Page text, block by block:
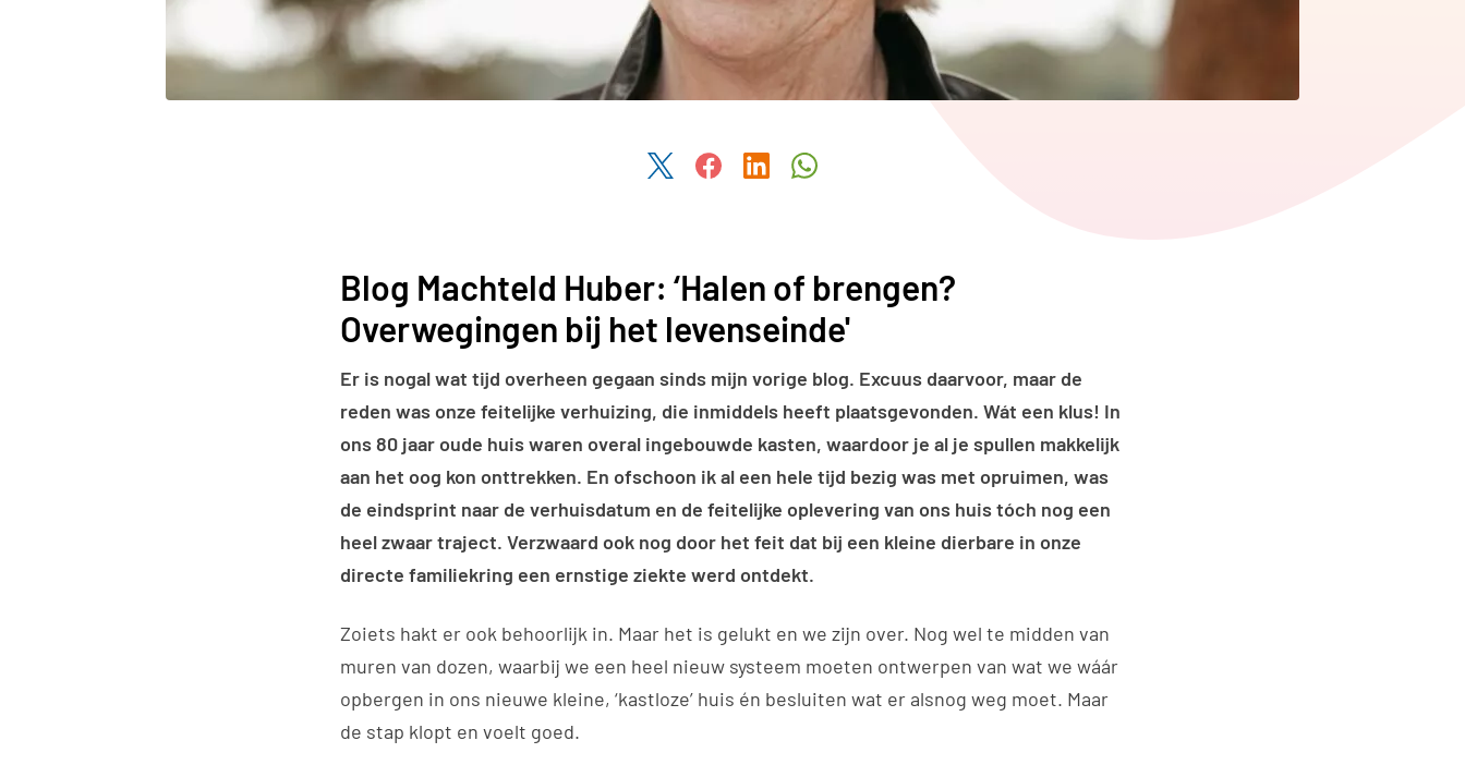
Deel dit artikel via Twitter
Deel dit artikel via Facebook
Deel dit artikel via LinkedIn
Blog Machteld Huber: ‘Halen of brengen?
Overwegingen bij het levenseinde'
Er is nogal wat tijd overheen gegaan sinds mijn vorige blog. Excuus daarvoor, maar de
reden was onze feitelijke verhuizing, die inmiddels heeft plaatsgevonden. Wát een klus! In
ons 80 jaar oude huis waren overal ingebouwde kasten, waardoor je al je spullen makkelijk
aan het oog kon onttrekken. En ofschoon ik al een hele tijd bezig was met opruimen, was
de eindsprint naar de verhuisdatum en de feitelijke oplevering van ons huis tóch nog een
heel zwaar traject. Verzwaard ook nog door het feit dat bij een kleine dierbare in onze
directe familiekring een ernstige ziekte werd ontdekt.
Zoiets hakt er ook behoorlijk in. Maar het is gelukt en we zijn over. Nog wel te midden van
muren van dozen, waarbij we een heel nieuw systeem moeten ontwerpen van wat we wáár
opbergen in ons nieuwe kleine, ‘kastloze’ huis én besluiten wat er alsnog weg moet. Maar
de stap klopt en voelt goed.